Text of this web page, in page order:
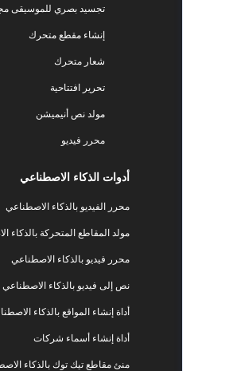
تجسيد بصري للموسيقى مجانًا
إنشاء مقطع متحرك
شعار متحرك
تحرير افتتاحية
مولد نص أنيميشن
محرر فيديو
أدوات الذكاء الاصطناعي
محرر الفيديو بالذكاء الاصطناعي
مولد المقاطع المتحركة بالذكاء الاصطناعي
محرر فيديو بالذكاء الاصطناعي
نص إلى فيديو بالذكاء الاصطناعي
أداة إنشاء المواقع بالذكاء الاصطناعي
أداة إنشاء أسماء شركات
منئ مقاطع تيك توك بالذكاء الاصطناعي